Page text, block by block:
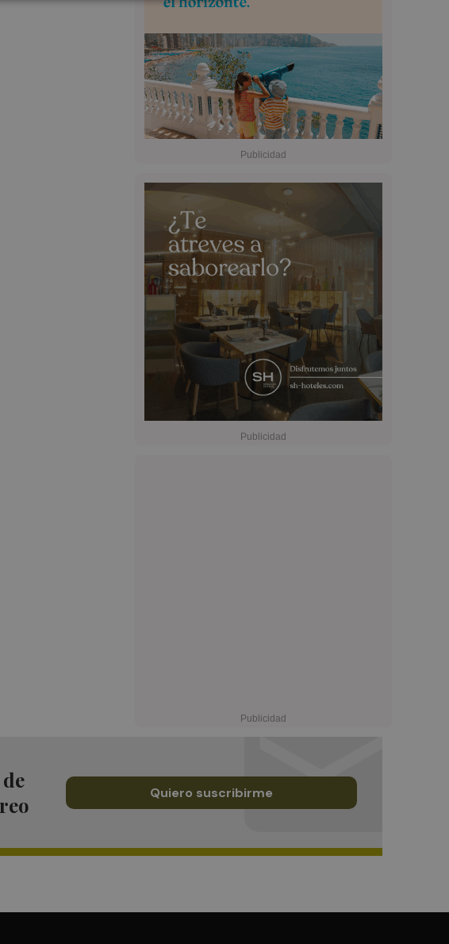
Quiero suscribirme